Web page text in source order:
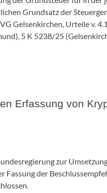
Grundsatz der
Gelsenkirchen, Urteile v.
5 K 5238/25
Erfassung von
zur
der